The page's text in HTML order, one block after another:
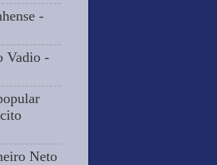
-
Vadio -
Neto